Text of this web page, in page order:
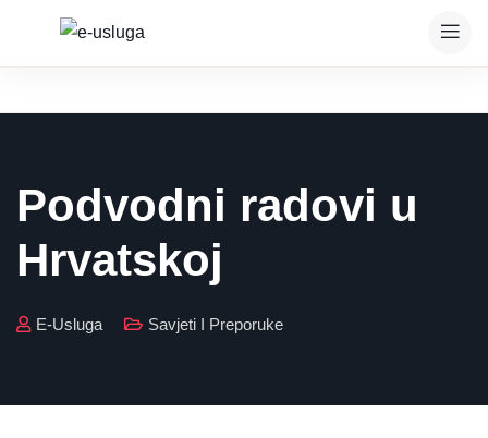
Podvodni radovi u
Hrvatskoj
E-Usluga Savjeti I Preporuke